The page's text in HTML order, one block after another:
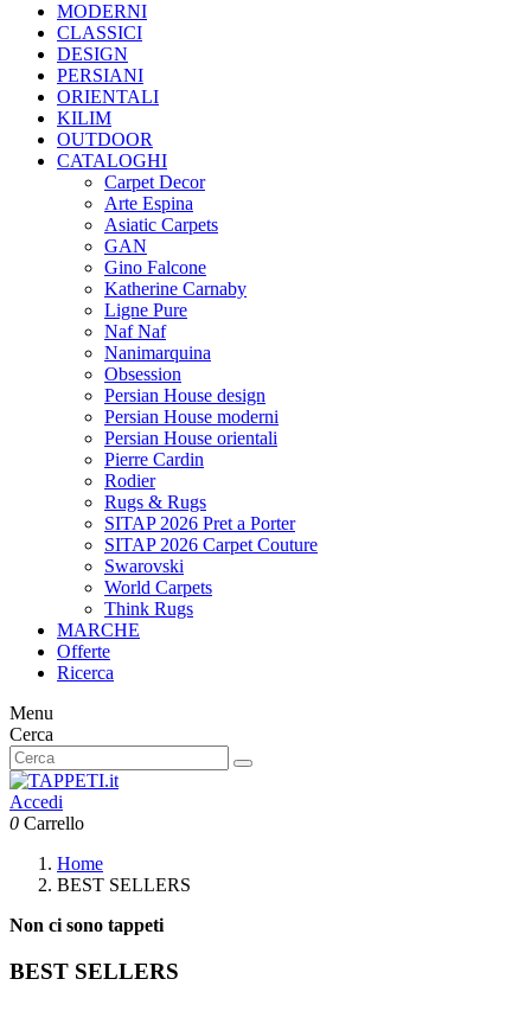
MODERNI
CLASSICI
DESIGN
PERSIANI
ORIENTALI
KILIM
OUTDOOR
CATALOGHI
Carpet Decor
Arte Espina
Asiatic Carpets
GAN
Gino Falcone
Katherine Carnaby
Ligne Pure
Naf Naf
Nanimarquina
Obsession
Persian House design
Persian House moderni
Persian House orientali
Pierre Cardin
Rodier
Rugs & Rugs
SITAP 2026 Pret a Porter
SITAP 2026 Carpet Couture
Swarovski
World Carpets
Think Rugs
MARCHE
Offerte
Ricerca
Menu
Cerca
Accedi
0 Carrello
Home
BEST SELLERS
Non ci sono tappeti
BEST SELLERS